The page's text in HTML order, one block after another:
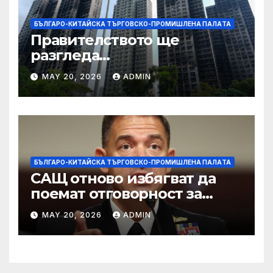
БЪЛГАРО-КИТАЙСКА ТЪРГОВСКО-ПРОМИШЛЕНА ПАЛAТА
Правителството ще
разгледа
застрахователните
претенции на Wang Fuk
Court по план за обратно
изкупуване: Хоп
MAY 20, 2026 ADMIN
БЪЛГАРО-КИТАЙСКА ТЪРГОВСКО-ПРОМИШЛЕНА ПАЛAТА
САЩ отново избягват да
поемат отговорност за
нападението в училище в
Иран, при което загинаха
155 души
MAY 20, 2026 ADMIN